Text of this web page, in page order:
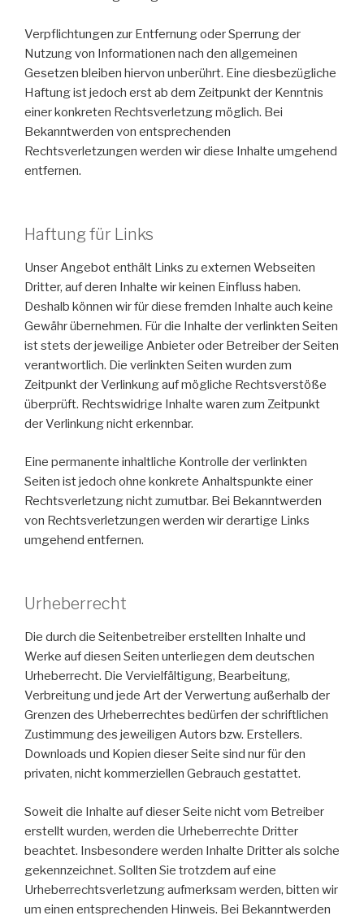
Verpflichtungen zur Entfernung oder Sperrung der
Nutzung von Informationen nach den allgemeinen
Gesetzen bleiben hiervon unberührt. Eine diesbezügliche
Haftung ist jedoch erst ab dem Zeitpunkt der Kenntnis
einer konkreten Rechtsverletzung möglich. Bei
Bekanntwerden von entsprechenden
Rechtsverletzungen werden wir diese Inhalte umgehend
entfernen.
Haftung für Links
Unser Angebot enthält Links zu externen Webseiten
Dritter, auf deren Inhalte wir keinen Einfluss haben.
Deshalb können wir für diese fremden Inhalte auch keine
Gewähr übernehmen. Für die Inhalte der verlinkten Seiten
ist stets der jeweilige Anbieter oder Betreiber der Seiten
verantwortlich. Die verlinkten Seiten wurden zum
Zeitpunkt der Verlinkung auf mögliche Rechtsverstöße
überprüft. Rechtswidrige Inhalte waren zum Zeitpunkt
der Verlinkung nicht erkennbar.
Eine permanente inhaltliche Kontrolle der verlinkten
Seiten ist jedoch ohne konkrete Anhaltspunkte einer
Rechtsverletzung nicht zumutbar. Bei Bekanntwerden
von Rechtsverletzungen werden wir derartige Links
umgehend entfernen.
Urheberrecht
Die durch die Seitenbetreiber erstellten Inhalte und
Werke auf diesen Seiten unterliegen dem deutschen
Urheberrecht. Die Vervielfältigung, Bearbeitung,
Verbreitung und jede Art der Verwertung außerhalb der
Grenzen des Urheberrechtes bedürfen der schriftlichen
Zustimmung des jeweiligen Autors bzw. Erstellers.
Downloads und Kopien dieser Seite sind nur für den
privaten, nicht kommerziellen Gebrauch gestattet.
Soweit die Inhalte auf dieser Seite nicht vom Betreiber
erstellt wurden, werden die Urheberrechte Dritter
beachtet. Insbesondere werden Inhalte Dritter als solche
gekennzeichnet. Sollten Sie trotzdem auf eine
Urheberrechtsverletzung aufmerksam werden, bitten wir
um einen entsprechenden Hinweis. Bei Bekanntwerden